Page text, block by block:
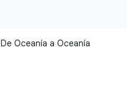
De Oceanía a Oceanía